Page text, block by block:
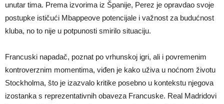
unutar tima. Prema izvorima iz Španije, Perez je opravdao svoje
postupke ističući Mbappeove potencijale i važnost za budućnost
kluba, no to nije u potpunosti smirilo situaciju.
Francuski napadač, poznat po vrhunskoj igri, ali i povremenim
kontroverznim momentima, viđen je kako uživa u noćnom životu
Stockholma, što je izazvalo kritike posebno u kontekstu njegova
izostanka s reprezentativnih obaveza Francuske. Real Madridovi